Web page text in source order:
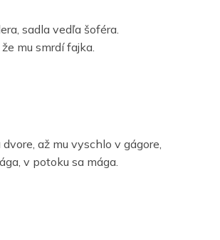
sadla vedľa šoféra.
mu smrdí fajka.
až mu vyschlo v gágore,
v potoku sa mága.